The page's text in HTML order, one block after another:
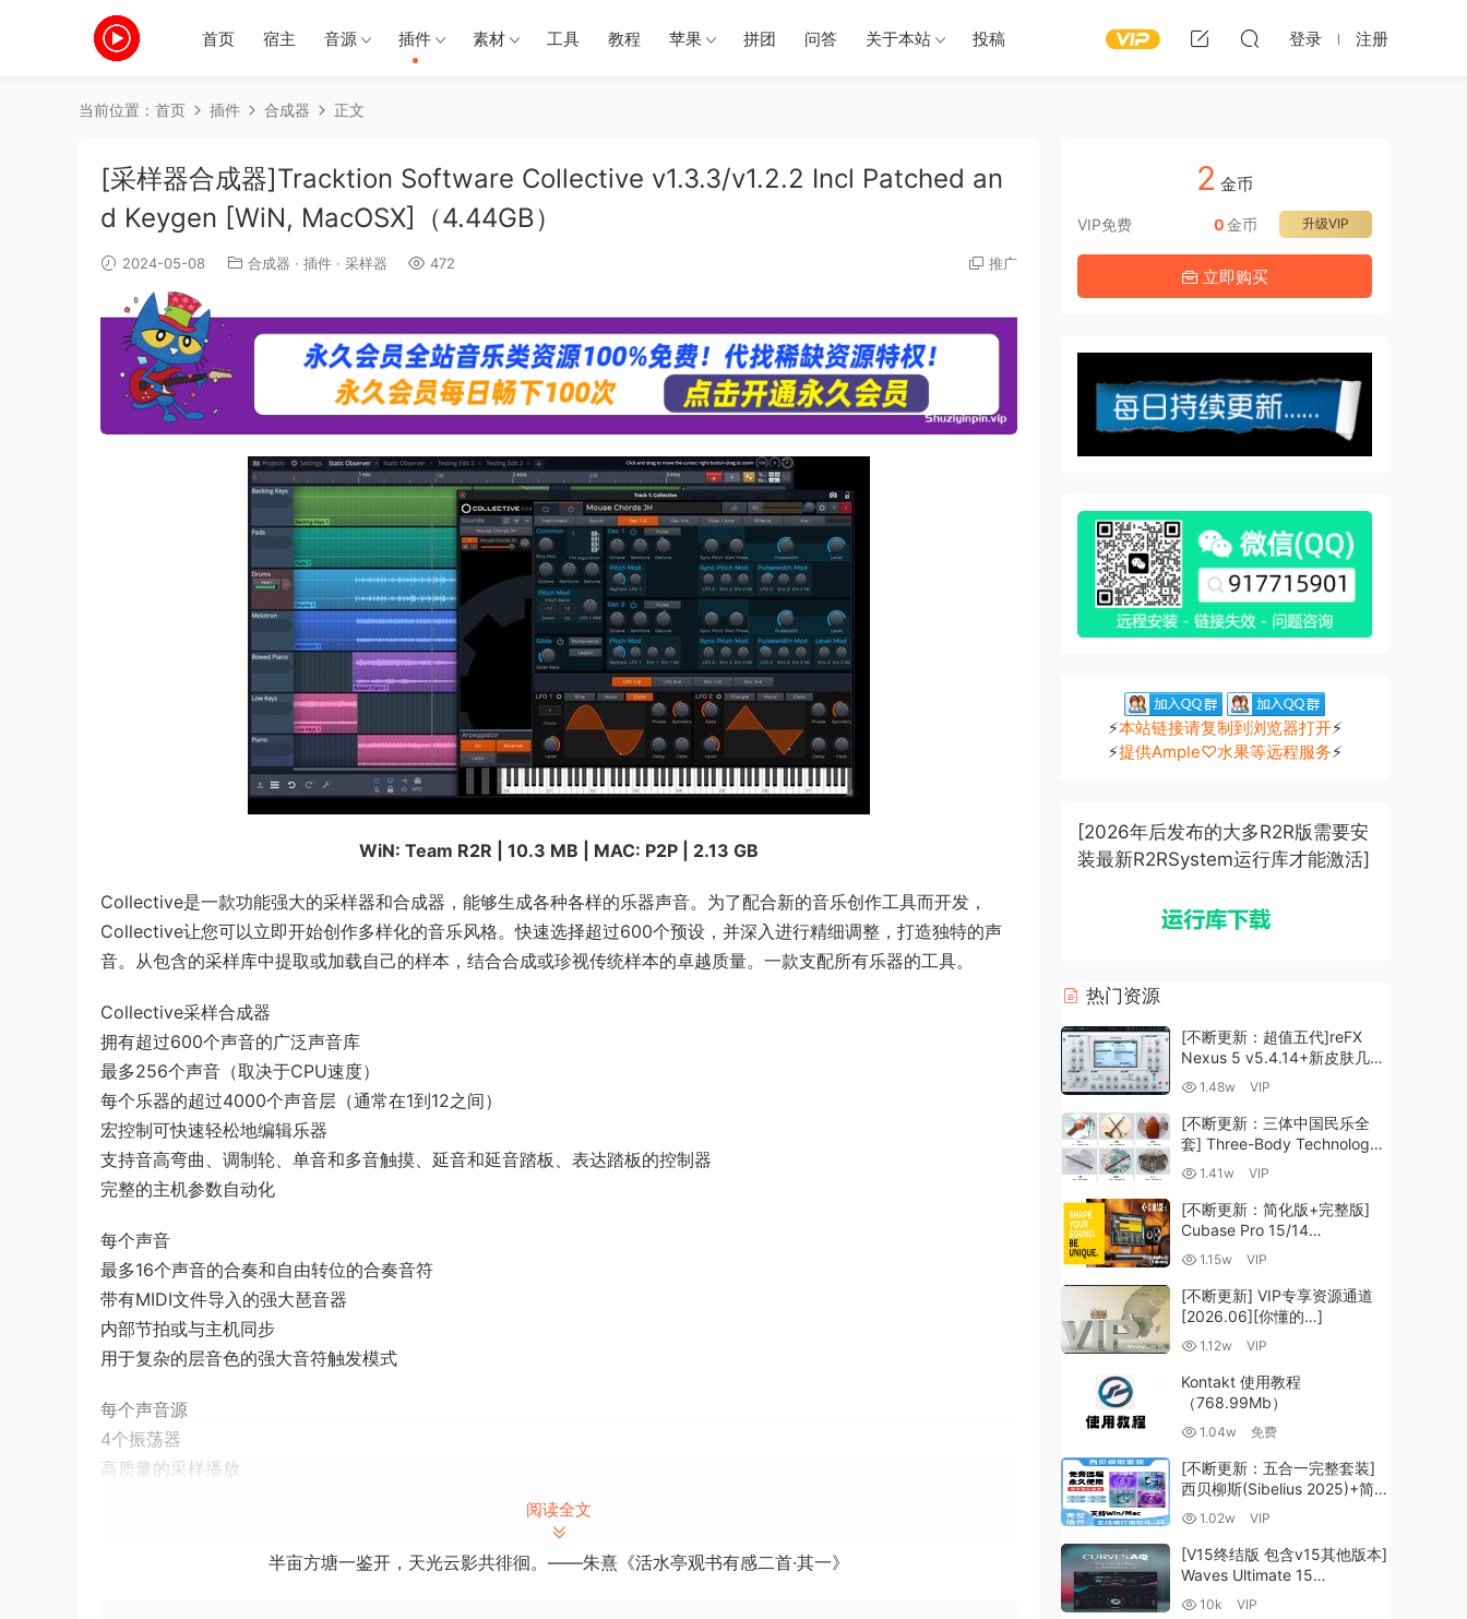
首页 宿主 音源 插件 素材 工具 教程 苹果 拼团 问答 关于本站 投稿 登录 注册
当前位置： 首页 插件 合成器 正文
[采样器合成器]Tracktion Software Collective v1.3.3/v1.2.2 Incl Patched an
d Keygen [WiN, MacOSX]（4.44GB）
2024-05-08 合成器 · 插件 · 采样器 472 推广
WiN: Team R2R | 10.3 MB | MAC: P2P | 2.13 GB
Collective是一款功能强大的采样器和合成器，能够生成各种各样的乐器声音。为了配合新的音乐创作工具而开发，
Collective让您可以立即开始创作多样化的音乐风格。快速选择超过600个预设，并深入进行精细调整，打造独特的声
音。从包含的采样库中提取或加载自己的样本，结合合成或珍视传统样本的卓越质量。一款支配所有乐器的工具。
Collective采样合成器
拥有超过600个声音的广泛声音库
最多256个声音（取决于CPU速度）
每个乐器的超过4000个声音层（通常在1到12之间）
宏控制可快速轻松地编辑乐器
支持音高弯曲、调制轮、单音和多音触摸、延音和延音踏板、表达踏板的控制器
完整的主机参数自动化
每个声音
最多16个声音的合奏和自由转位的合奏音符
带有MIDI文件导入的强大琶音器
内部节拍或与主机同步
用于复杂的层音色的强大音符触发模式
每个声音源
4个振荡器
高质量的采样播放
经典虚拟模拟波形，如锯齿、三角和脉冲，带有脉宽调制
正弦波形通过连续波形塑形变成方波、锯齿波、三角波或其他波形
振荡器1和2的环路调制
阅读全文
半亩方塘一鉴开，天光云影共徘徊。——朱熹《活水亭观书有感二首·其一》
2 金币
VIP免费 升级VIP
0金币
立即购买
⚡本站链接请复制到浏览器打开⚡
⚡提供Ample♡水果等远程服务⚡
[2026年后发布的大多R2R版需要安
装最新R2RSystem运行库才能激活]
热门资源
[不断更新：超值五代]reFX
Nexus 5 v5.4.14+新皮肤几十
套+原厂+全套扩展+教程
1.48w VIP
[不断更新：三体中国民乐全
套] Three-Body Technology-
R2R [WiN, MacOSX]
1.41w VIP
[不断更新：简化版+完整版]
Cubase Pro 15/14
VR/R2R/U2B+原厂音源+插件
MacOSX]（704.0MB+）
1.15w VIP
[不断更新] VIP专享资源通道
[2026.06][你懂的…]
1.12w VIP
Kontakt 使用教程
（768.99Mb）
1.04w 免费
[不断更新：五合一完整套装]
西贝柳斯(Sibelius 2025)+简
谱插件V8+图片识别+音频识别
MacOSX]（80.48GB+）
1.02w VIP
[V15终结版 包含v15其他版本]
Waves Ultimate 15
v25.05.27+一键安装版+安装
10k VIP